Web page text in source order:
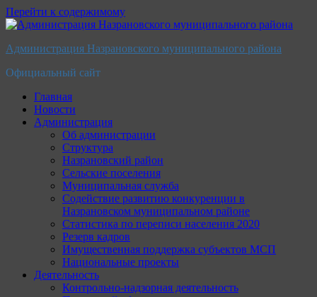
Перейти к содержимому
Администрация Назрановского муниципального района
Официальный сайт
Главная
Новости
Администрация
Об администрации
Структура
Назрановский район
Сельские поселения
Муниципальная служба
Содействие развитию конкуренции в
Назрановском муниципальном районе
Статистика по переписи населения 2020
Резерв кадров
Имущественная поддержка субъектов МСП
Национальные проекты
Деятельность
Контрольно-надзорная деятельность